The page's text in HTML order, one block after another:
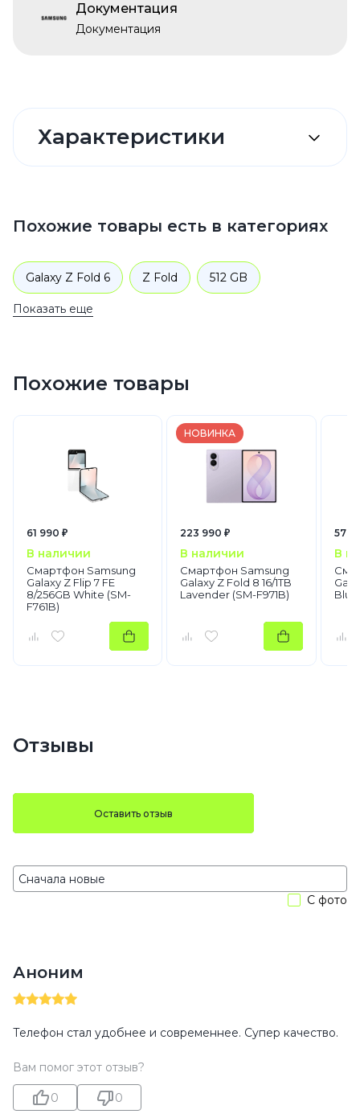
Документация
Документация
Характеристики
Похожие товары есть в категориях
Galaxy Z Fold 6 Z Fold 512 GB
Показать еще
Похожие товары
61 990 ₽
В наличии
Смартфон Samsung
Galaxy Z Flip 7 FE
8/256GB White (SM-
F761B)
НОВИНКА
223 990 ₽
В наличии
Смартфон Samsung
Galaxy Z Fold 8 16/1TB
Lavender (SM-F971B)
57
В
Blue
Отзывы
Оставить отзыв
С фото
Аноним
Телефон стал удобнее и современнее. Супер качество.
Вам помог этот отзыв?
0 0